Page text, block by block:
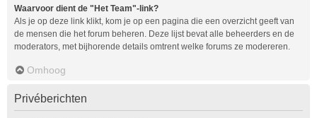
Waarvoor dient de "Het Team"-link?
Als je op deze link klikt, kom je op een pagina die een overzicht geeft van
de mensen die het forum beheren. Deze lijst bevat alle beheerders en de
moderators, met bijhorende details omtrent welke forums ze modereren.
Omhoog
Privéberichten